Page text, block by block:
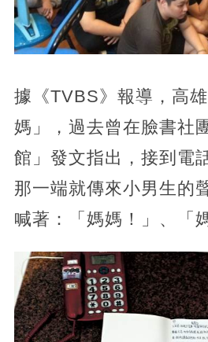
據《TVBS》報導，高
媽」，過去曾在臉書社
館」發文指出，接到電
那一端就傳來小男生的
喊著：「媽媽！」、「